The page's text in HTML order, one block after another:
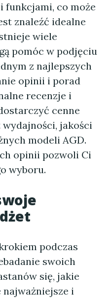
funkcjami, co może
znaleźć idealne
wiele
pomóc w podjęciu
z najlepszych
opinii i porad
recenzje i
cenne
jakości
modeli AGD.
opinii pozwoli Ci
wyboru.
podczas
swoich
się, jakie
najważniejsze i